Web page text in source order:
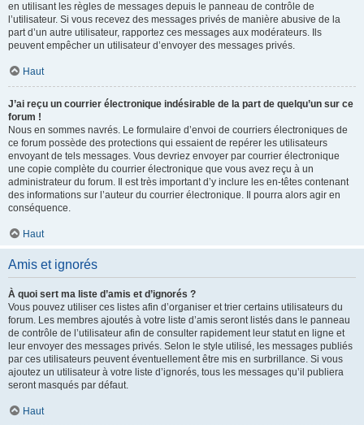
en utilisant les règles de messages depuis le panneau de contrôle de
l’utilisateur. Si vous recevez des messages privés de manière abusive de la
part d’un autre utilisateur, rapportez ces messages aux modérateurs. Ils
peuvent empêcher un utilisateur d’envoyer des messages privés.
Haut
J’ai reçu un courrier électronique indésirable de la part de quelqu’un sur ce
forum !
Nous en sommes navrés. Le formulaire d’envoi de courriers électroniques de
ce forum possède des protections qui essaient de repérer les utilisateurs
envoyant de tels messages. Vous devriez envoyer par courrier électronique
une copie complète du courrier électronique que vous avez reçu à un
administrateur du forum. Il est très important d’y inclure les en-têtes contenant
des informations sur l’auteur du courrier électronique. Il pourra alors agir en
conséquence.
Haut
Amis et ignorés
À quoi sert ma liste d’amis et d’ignorés ?
Vous pouvez utiliser ces listes afin d’organiser et trier certains utilisateurs du
forum. Les membres ajoutés à votre liste d’amis seront listés dans le panneau
de contrôle de l’utilisateur afin de consulter rapidement leur statut en ligne et
leur envoyer des messages privés. Selon le style utilisé, les messages publiés
par ces utilisateurs peuvent éventuellement être mis en surbrillance. Si vous
ajoutez un utilisateur à votre liste d’ignorés, tous les messages qu’il publiera
seront masqués par défaut.
Haut